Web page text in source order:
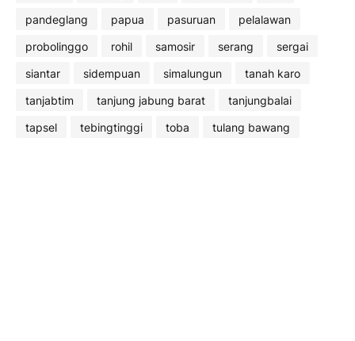
pandeglang
papua pasuruan
pelalawan
probolinggo
rohil samosir serang
sergai
siantar
sidempuan simalungun
tanah karo
tanjabtim
tanjung jabung barat
tanjungbalai
tapsel
tebingtinggi toba tulang bawang